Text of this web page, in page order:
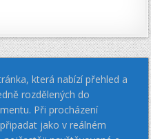
která nabízí přehled a
rozdělených do
Při procházení
jako v reálném